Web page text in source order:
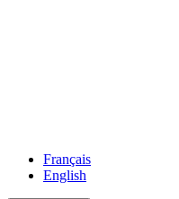
Français
English